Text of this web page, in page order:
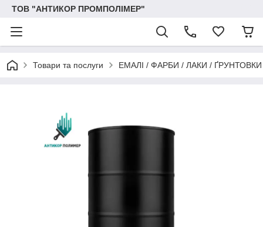
ТОВ "АНТИКОР ПРОМПОЛІМЕР"
Товари та послуги ЕМАЛІ / ФАРБИ / ЛАКИ /